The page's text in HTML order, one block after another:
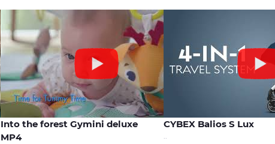
Into the forest Gymini deluxe
MP4
CYBEX Balios S Lux
..